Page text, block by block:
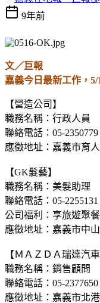
9年前
文／巨報
嘉義今日最新工作，5/
【營造公司】
職務名稱：行政人員
聯絡電話：05-2350779
應徵地址：嘉義市育
【GK髮藝】
職務名稱：美髮助理
聯絡電話：05-2255131
公司福利：享旅遊聚
應徵地址：嘉義市中
【ＭＡＺＤＡ瑞達汽
職務名稱：銷售顧問
聯絡電話：05-2377650
應徵地址：嘉義市北